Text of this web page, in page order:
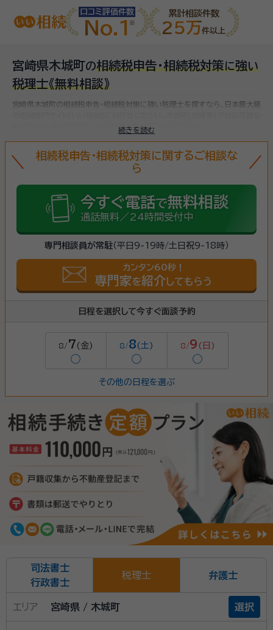
口コミ評価件数
No.1
累計相談件数
25万件以上
宮崎県木城町の相続税申告・相続税対策に強い
税理士《無料相談》
続きを読む
宮崎県木城町の相続税申告・相続税対策に強い税理士を探すなら、日本最大級
相続税申告・相続税対策に強い税理士をお探しいただけます。
相続税申告・相続税対策に関するご相談な
ら
今すぐ電話で無料相談
通話無料／24時間受付中
専門相談員が常駐（平日9-19時/土日祝9-18時）
カンタン60秒！
専門家を紹介 してもらう
日程を選択して今すぐ面談予約
8/7 (金)
◯
8/8(土)
◯
8/9 (日)
◯
その他の日程を選ぶ
司法書士
行政書士
税理士 弁護士
エリア 宮崎県 / 木城町 選択